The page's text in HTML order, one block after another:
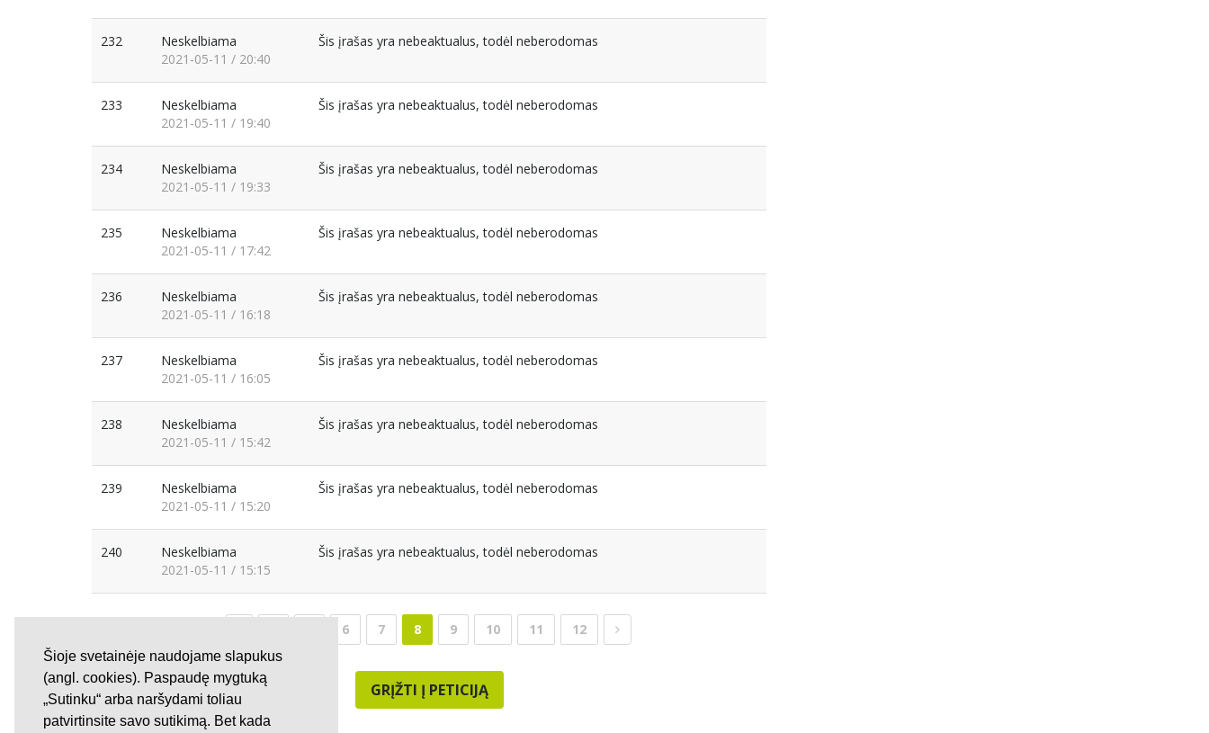
Šioje svetainėje naudojame slapukus
(angl. cookies). Paspaudę mygtuką
„Sutinku“ arba naršydami toliau
patvirtinsite savo sutikimą. Bet kada
232
Neskelbiama
2021-05-11 / 20:40
Šis įrašas yra nebeaktualus, todėl neberodomas
233
Neskelbiama
2021-05-11 / 19:40
Šis įrašas yra nebeaktualus, todėl neberodomas
234
Neskelbiama
2021-05-11 / 19:33
Šis įrašas yra nebeaktualus, todėl neberodomas
235
Neskelbiama
2021-05-11 / 17:42
Šis įrašas yra nebeaktualus, todėl neberodomas
236
Neskelbiama
2021-05-11 / 16:18
Šis įrašas yra nebeaktualus, todėl neberodomas
237
Neskelbiama
2021-05-11 / 16:05
Šis įrašas yra nebeaktualus, todėl neberodomas
238
Neskelbiama
2021-05-11 / 15:42
Šis įrašas yra nebeaktualus, todėl neberodomas
239
Neskelbiama
2021-05-11 / 15:20
Šis įrašas yra nebeaktualus, todėl neberodomas
240
Neskelbiama
2021-05-11 / 15:15
Šis įrašas yra nebeaktualus, todėl neberodomas
6 7 8 9 10 11 12
GRĮŽTI Į PETICIJĄ